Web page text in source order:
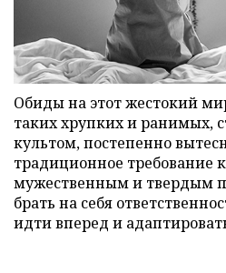
Обиды на этот жестокий
таких хрупких и ранимых,
культом, постепенно
традиционное требование
мужественным и твердым
брать на себя
идти вперед и